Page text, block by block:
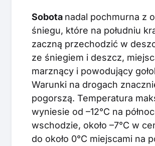
Sobota nadal pochmurna z
śniegu, które na południu
zaczną przechodzić w
ze śniegiem i deszcz,
marznący i powodujący
Warunki na drogach
pogorszą. Temperatura
wyniesie od –12°C na
wschodzie, około –7°C w
do około 0°C miejscami na